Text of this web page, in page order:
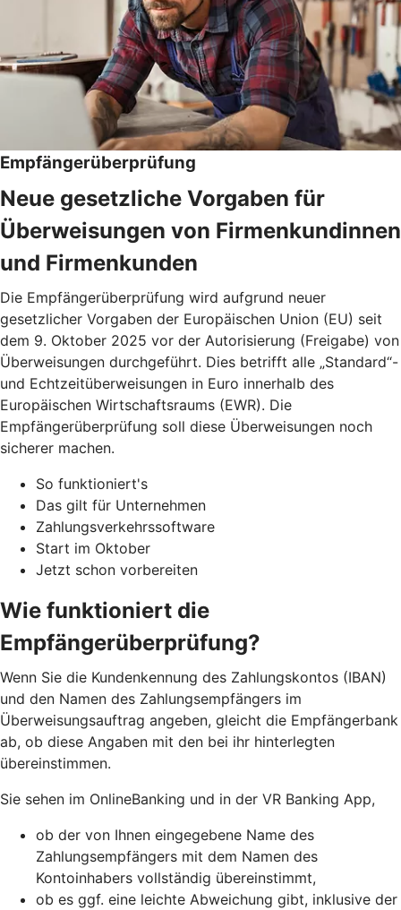
Empfängerüberprüfung
Neue gesetzliche Vorgaben für
Überweisungen von Firmenkundinnen
und Firmenkunden
Die Empfängerüberprüfung wird aufgrund neuer
gesetzlicher Vorgaben der Europäischen Union (EU) seit
dem 9. Oktober 2025 vor der Autorisierung (Freigabe) von
Überweisungen durchgeführt. Dies betrifft alle „Standard“-
und Echtzeitüberweisungen in Euro innerhalb des
Europäischen Wirtschaftsraums (EWR). Die
Empfängerüberprüfung soll diese Überweisungen noch
sicherer machen.
So funktioniert's
Das gilt für Unternehmen
Zahlungsverkehrssoftware
Start im Oktober
Jetzt schon vorbereiten
Wie funktioniert die
Empfängerüberprüfung?
Wenn Sie die Kundenkennung des Zahlungskontos (IBAN)
und den Namen des Zahlungsempfängers im
Überweisungsauftrag angeben, gleicht die Empfängerbank
ab, ob diese Angaben mit den bei ihr hinterlegten
übereinstimmen.
Sie sehen im OnlineBanking und in der VR Banking App,
ob der von Ihnen eingegebene Name des
Zahlungsempfängers mit dem Namen des
Kontoinhabers vollständig übereinstimmt,
ob es ggf. eine leichte Abweichung gibt, inklusive der